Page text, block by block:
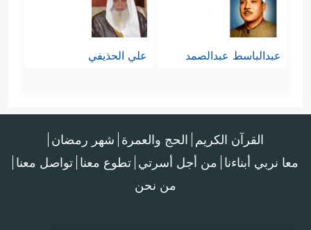
عبدالباسط عبدالصمد علي الحذيفي
القرآن الكريم الحج والعمرة شهر رمضان
معا نربي أبناءنا من أجل أسرتي تطوع معنا تواصل معنا
من نحن